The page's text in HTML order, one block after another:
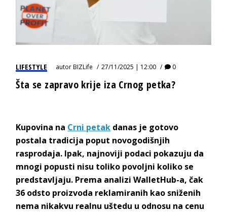
LIFESTYLE autorBIZLife 27/11/2025 | 12:00 0
Šta se zapravo krije iza Crnog petka?
Kupovina na Crni petak danas je gotovo
postala tradicija poput novogodišnjih
rasprodaja. Ipak, najnoviji podaci pokazuju da
mnogi popusti nisu toliko povoljni koliko se
predstavljaju. Prema analizi WalletHub-a, čak
36 odsto proizvoda reklamiranih kao sniženih
nema nikakvu realnu uštedu u odnosu na cenu